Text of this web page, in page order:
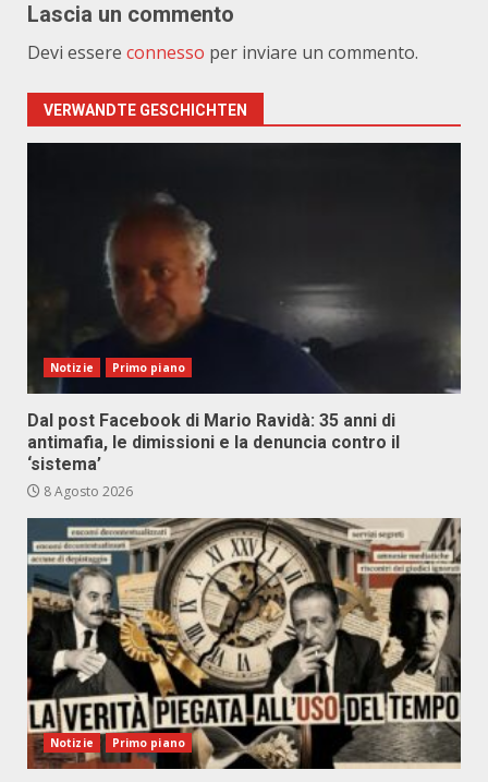
Lascia un commento
Devi essere connesso per inviare un commento.
VERWANDTE GESCHICHTEN
Notizie Primo piano
Dal post Facebook di Mario Ravidà: 35 anni di
antimafia, le dimissioni e la denuncia contro il
‘sistema’
8 Agosto 2026
Notizie Primo piano